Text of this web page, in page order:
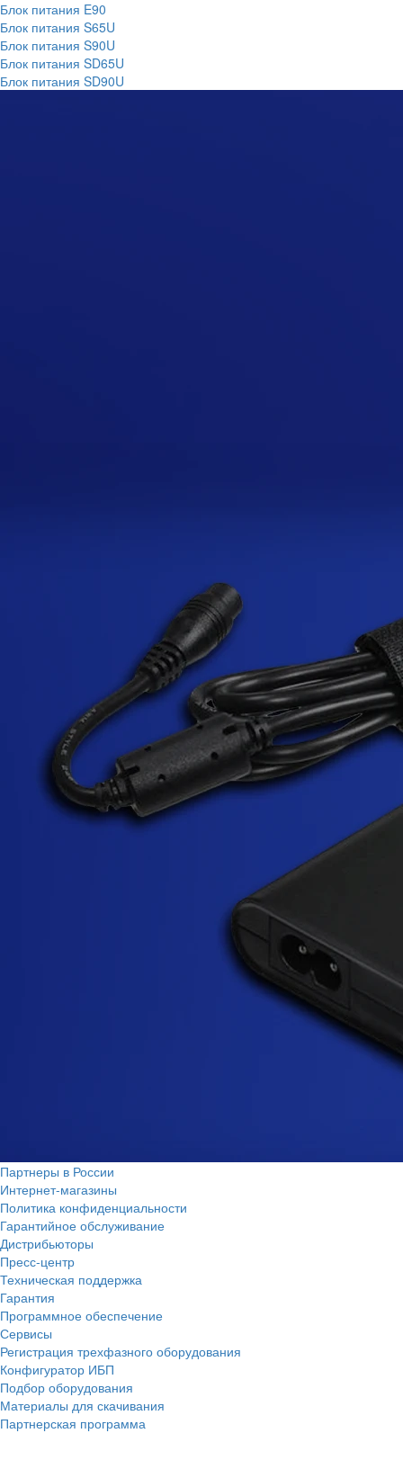
Блок питания E90
Блок питания S65U
Блок питания S90U
Блок питания SD65U
Блок питания SD90U
Партнеры в России
Интернет-магазины
Политика конфиденциальности
Гарантийное обслуживание
Дистрибьюторы
Пресс-центр
Техническая поддержка
Гарантия
Программное обеспечение
Сервисы
Регистрация трехфазного оборудования
Конфигуратор ИБП
Подбор оборудования
Материалы для скачивания
Партнерская программа